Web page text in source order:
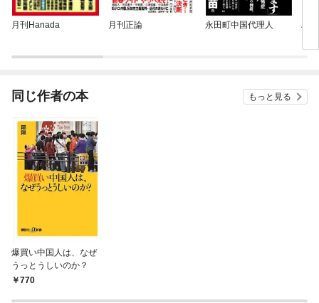
月刊Hanada 月刊正論 永田町中国代理人 ハ
同じ作者の本 もっと見る
爆買い中国人は、なぜ
うっとうしいのか？
770